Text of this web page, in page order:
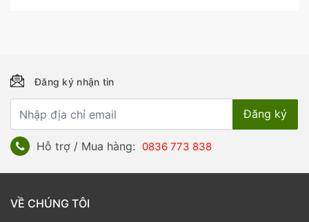
Đăng ký nhận tin
Hỗ trợ / Mua hàng: 0836 773 838
VỀ CHÚNG TÔI